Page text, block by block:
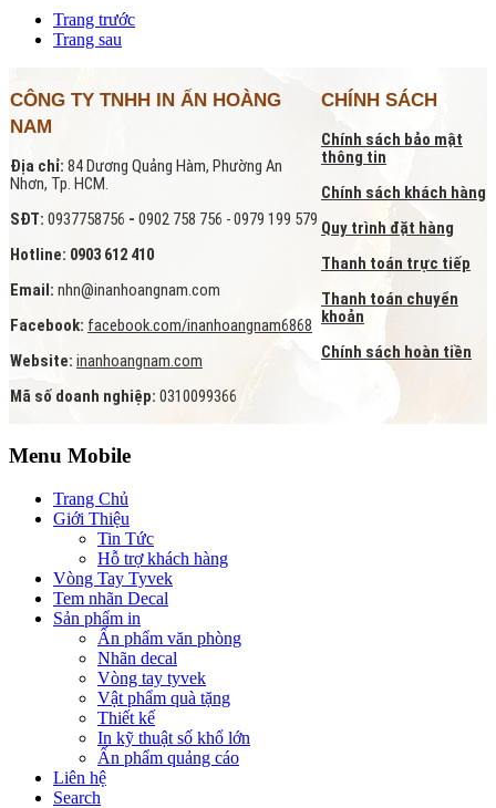
Trang trước
Trang sau
CÔNG TY TNHH IN ẤN HOÀNG
NAM
Địa chỉ: 84 Dương Quảng Hàm, Phường An
Nhơn, Tp. HCM.
SĐT: 0937758756 - 0902 758 756 - 0979 199 579
Hotline: 0903 612 410
Email: nhn@inanhoangnam.com
Facebook: facebook.com/inanhoangnam6868
Website: inanhoangnam.com
Mã số doanh nghiệp: 0310099366
CHÍNH SÁCH
Chính sách bảo mật
thông tin
Chính sách khách hàng
Quy trình đặt hàng
Thanh toán trực tiếp
Thanh toán chuyển
khoản
Chính sách hoàn tiền
Menu Mobile
Trang Chủ
Giới Thiệu
Tin Tức
Hỗ trợ khách hàng
Vòng Tay Tyvek
Tem nhãn Decal
Sản phẩm in
Ấn phẩm văn phòng
Nhãn decal
Vòng tay tyvek
Vật phẩm quà tặng
Thiết kế
In kỹ thuật số khổ lớn
Ấn phẩm quảng cáo
Liên hệ
Search